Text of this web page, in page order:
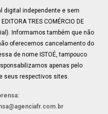
digital independente e sem
TRES COMÉRCIO DE
Informamos também que não
oferecemos cancelamento do
de nome ISTOÉ, tampouco
apenas pelo
seus respectivos sites.